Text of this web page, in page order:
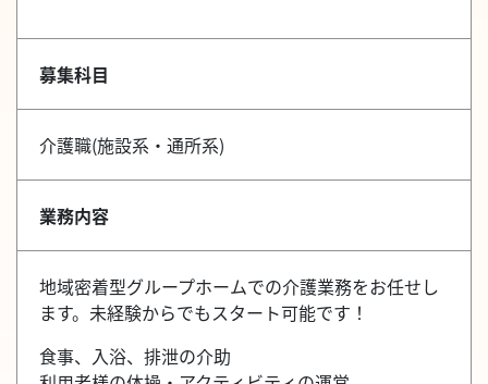
募集科目
介護職(施設系・通所系)
業務内容
地域密着型グループホームでの介護業務をお任せし
ます。未経験からでもスタート可能です！
食事、入浴、排泄の介助